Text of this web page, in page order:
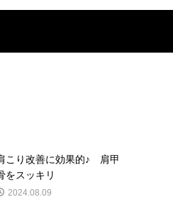
こり改善に効果的♪ 肩甲
をスッキリ
2024.08.09